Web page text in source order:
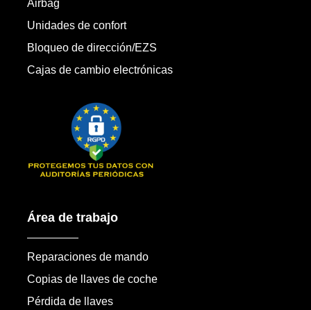
Airbag
Unidades de confort
Bloqueo de dirección/EZS
Cajas de cambio electrónicas
Área de trabajo
Reparaciones de mando
Copias de llaves de coche
Pérdida de llaves